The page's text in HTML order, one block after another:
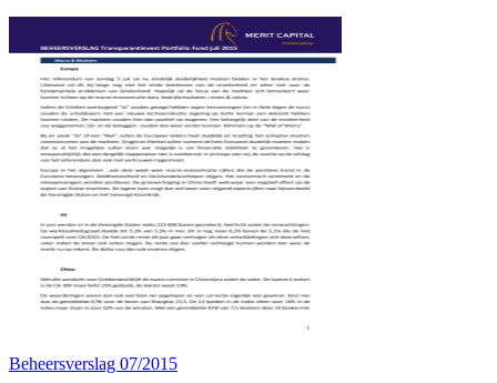
Beheersverslag 07/2015